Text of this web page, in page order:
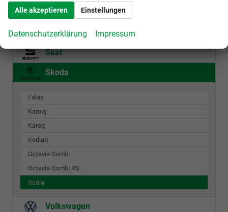
Ford
LMC
Seat
Skoda
Fabia
Kamiq
Karoq
Kodiaq
Octavia Combi
Octavia Combi RS
Scala
Volkswagen
Alle akzeptieren Einstellungen
Datenschutzerklärung Impressum